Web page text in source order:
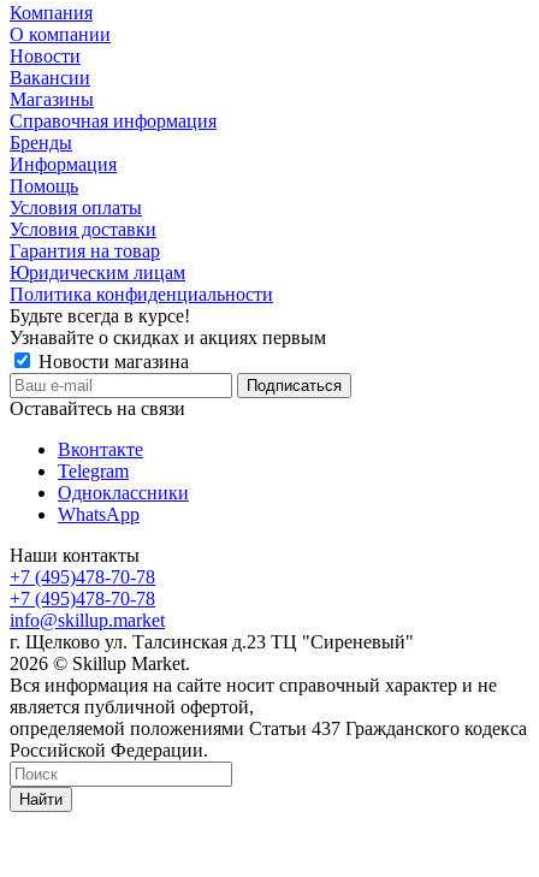
Компания
О компании
Новости
Вакансии
Магазины
Справочная информация
Бренды
Информация
Помощь
Условия оплаты
Условия доставки
Гарантия на товар
Юридическим лицам
Политика конфиденциальности
Будьте всегда в курсе!
Узнавайте о скидках и акциях первым
Новости магазина
Оставайтесь на связи
Вконтакте
Telegram
Одноклассники
WhatsApp
Наши контакты
+7 (495)478-70-78
+7 (495)478-70-78
info@skillup.market
г. Щелково ул. Талсинская д.23 ТЦ "Сиреневый"
2026 © Skillup Market.
Вся информация на сайте носит справочный характер и не
является публичной офертой,
определяемой положениями Статьи 437 Гражданского кодекса
Российской Федерации.
Найти